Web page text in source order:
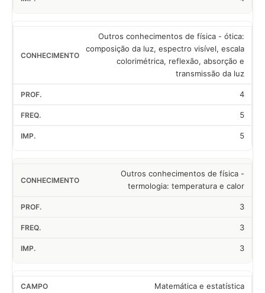
Outros conhecimentos de física - ótica:
composição da luz, espectro visível, escala
colorimétrica, reflexão, absorção e
transmissão da luz
4
5
5
Outros conhecimentos de física -
termologia: temperatura e calor
3
3
3
Matemática e estatística